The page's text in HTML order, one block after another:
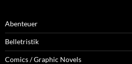
Abenteuer
Belletristik
Comics / Graphic Novels